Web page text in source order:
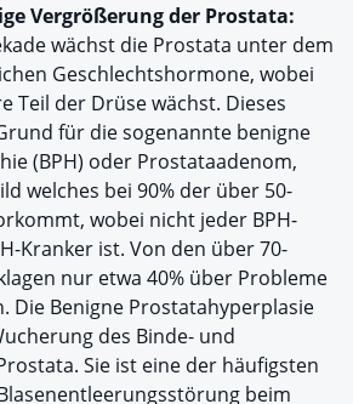
Vergrößerung der Prostata:
wächst die Prostata unter dem
Geschlechtshormone, wobei
Teil der Drüse wächst. Dieses
für die sogenannte benigne
(BPH) oder Prostataadenom,
welches bei 90% der über 50-
wobei nicht jeder BPH-
Kranker ist. Von den über 70-
nur etwa 40% über Probleme
Die Benigne Prostatahyperplasie
des Binde- und
Sie ist eine der häufigsten
beim